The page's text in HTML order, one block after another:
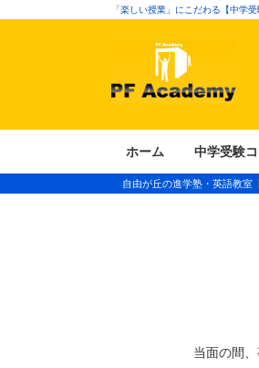
「楽しい授業」にこだわる【中学
ホーム 中学受験
自由が丘の進学塾・英語教室
当面の間